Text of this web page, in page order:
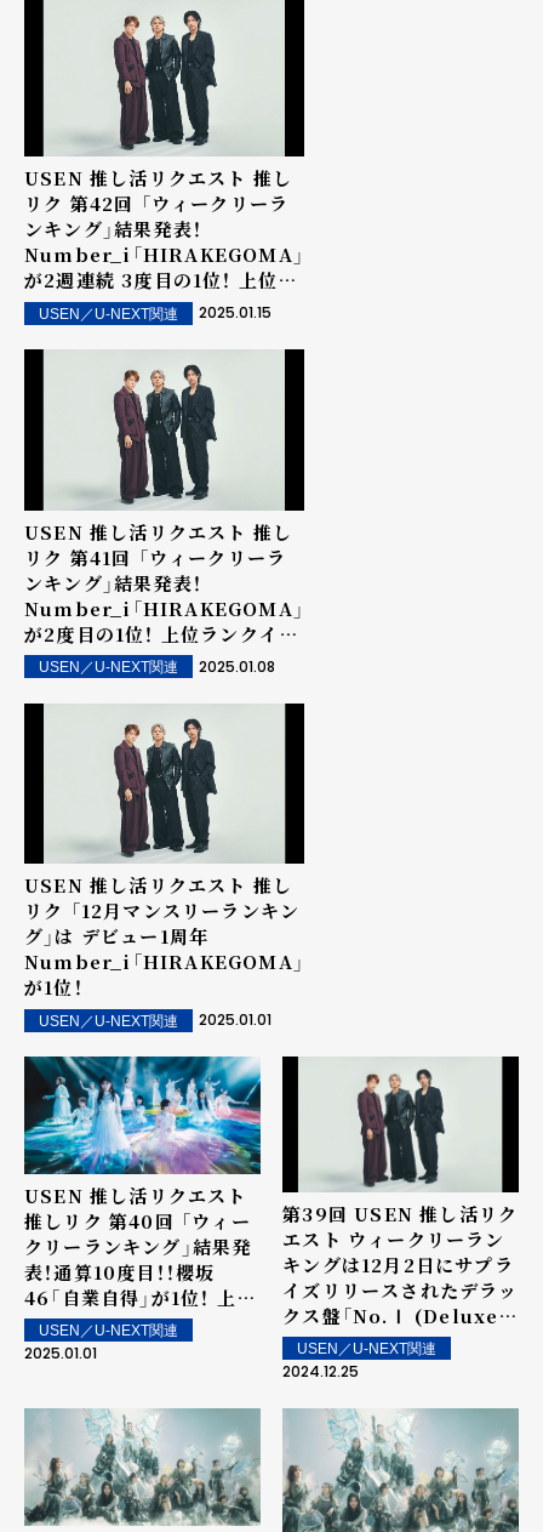
USEN 推し活リクエスト 推し
リク 第42回 「ウィークリーラ
ンキング」結果発表！
Number_i「HIRAKEGOMA」
が2週連続 3度目の1位！ 上位ラ
ンクイン楽曲は街中・店内で配
信！
USEN／U-NEXT関連 2025.01.15
USEN 推し活リクエスト 推し
リク 第41回 「ウィークリーラ
ンキング」結果発表！
Number_i「HIRAKEGOMA」
が2度目の1位！ 上位ランクイン
楽曲は街中・店内で配信！
USEN／U-NEXT関連 2025.01.08
USEN 推し活リクエスト 推し
リク 「12月マンスリーランキン
グ」は デビュー1周年
Number_i「HIRAKEGOMA」
が1位！
USEN／U-NEXT関連 2025.01.01
USEN 推し活リクエスト
推しリク 第40回 「ウィー
クリーランキング」結果発
表！通算10度目！！櫻坂
46「自業自得」が1位！ 上位
ランクイン楽曲は街中・店
内で配信！
USEN／U-NEXT関連
2025.01.01
第39回 USEN 推し活リク
エスト ウィークリーラン
キングは12月2日にサプラ
イズリリースされたデラッ
クス盤「No.Ⅰ (Deluxe)」
に収録されたNumber_i
の「HIRAKEGOMA」が1
楽曲は街中・店内で配信！
USEN／U-NEXT関連
2024.12.25